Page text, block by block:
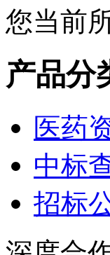
您当前
产品分
医药
中标
招标